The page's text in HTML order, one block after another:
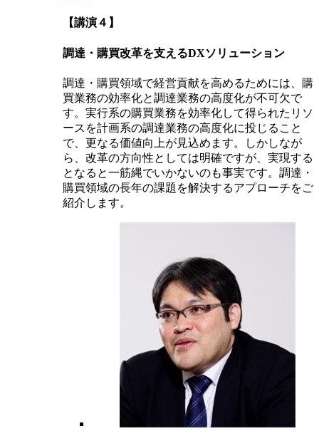
【講演４】
調達・購買改革を支えるDXソリューション
調達・購買領域で経営貢献を高めるためには、購
買業務の効率化と調達業務の高度化が不可欠で
す。実行系の購買業務を効率化して得られたリソ
ースを計画系の調達業務の高度化に投じること
で、更なる価値向上が見込めます。しかしなが
ら、改革の方向性としては明確ですが、実現する
となると一筋縄でいかないのも事実です。調達・
購買領域の長年の課題を解決するアプローチをご
紹介します。